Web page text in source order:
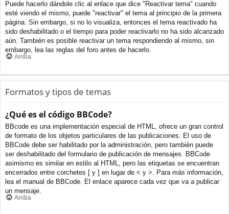
Puede hacerlo dándole clic al enlace que dice "Reactivar tema" cuando
esté viendo el mismo, puede "reactivar" el tema al principio de la primera
página. Sin embargo, si no lo visualiza, entonces el tema reactivado ha
sido deshabilitado o el tiempo para poder reactivarlo no ha sido alcanzado
aún. También es posible reactivar un tema respondiendo al mismo, sin
embargo, lea las reglas del foro antes de hacerlo.
Arriba
Formatos y tipos de temas
¿Qué es el código BBCode?
BBcode es una implementación especial de HTML, ofrece un gran control
de formato de los objetos particulares de las publicaciones. El uso de
BBCode debe ser habilitado por la administración, pero también puede
ser deshabilitado del formulario de publicación de mensajes. BBCode
asimismo es similar en estilo al HTML, pero las etiquetas se encuentran
encerrados entre corchetes [ y ] en lugar de < y >. Para más información,
lea el manual de BBCode. El enlace aparece cada vez que va a publicar
un mensaje.
Arriba